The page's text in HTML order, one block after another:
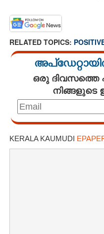
RELATED TOPICS:
ഒരു ദിവസത്തെ
KERALA KAUMUDI